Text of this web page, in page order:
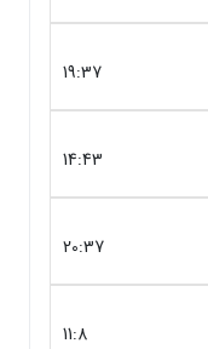
19:37
14:43
20:37
11:8